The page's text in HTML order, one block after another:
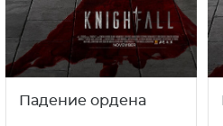
Падение ордена